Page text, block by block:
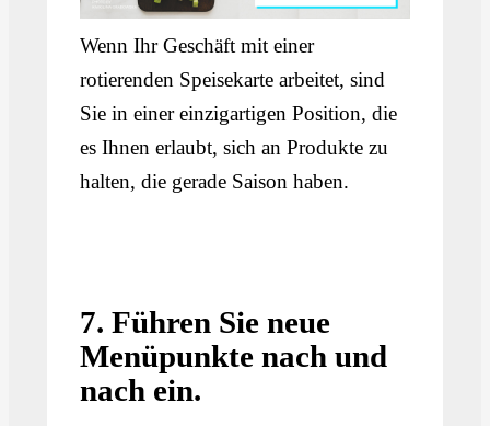
Wenn Ihr Geschäft mit einer
rotierenden Speisekarte arbeitet, sind
Sie in einer einzigartigen Position, die
es Ihnen erlaubt, sich an Produkte zu
halten, die gerade Saison haben.
7. Führen Sie neue
Menüpunkte nach und
nach ein.